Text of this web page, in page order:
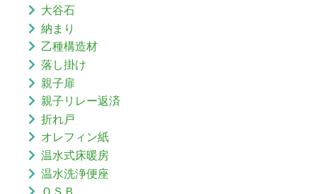
大谷石
納まり
乙種構造材
落し掛け
親子扉
親子リレー返済
折れ戸
オレフィン紙
温水式床暖房
温水洗浄便座